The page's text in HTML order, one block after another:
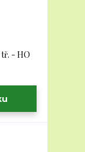
tř. - HO